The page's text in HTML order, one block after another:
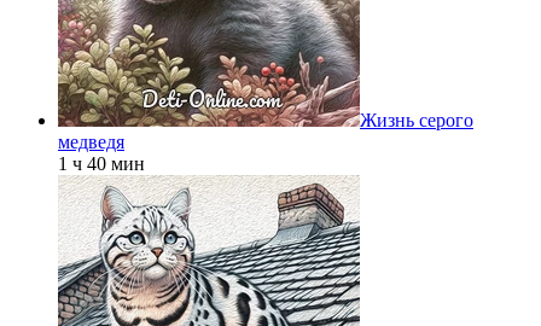
Жизнь серого
медведя
1 ч 40 мин